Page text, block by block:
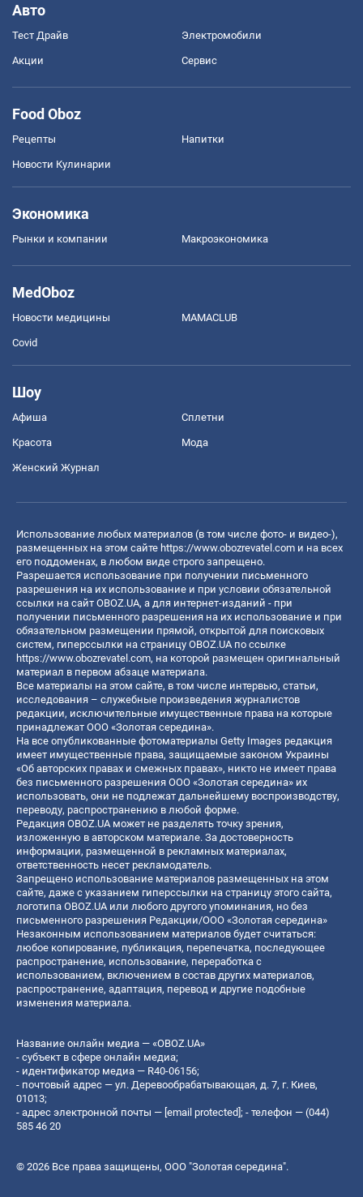
Авто
Тест Драйв Электромобили
Акции Сервис
Food Oboz
Рецепты Напитки
Новости Кулинарии
Экономика
Рынки и компании Mакроэкономика
MedOboz
Новости медицины MAMACLUB
Covid
Шоу
Афиша Сплетни
Красота Мода
Женский Журнал
Использование любых материалов (в том числе фото- и видео-),
размещенных на этом сайте https://www.obozrevatel.com и на всех
его поддоменах, в любом виде строго запрещено.
Разрешается использование при получении письменного
разрешения на их использование и при условии обязательной
ссылки на сайт OBOZ.UA, а для интернет-изданий - при
получении письменного разрешения на их использование и при
обязательном размещении прямой, открытой для поисковых
систем, гиперссылки на страницу OBOZ.UA по ссылке
https://www.obozrevatel.com, на которой размещен оригинальный
материал в первом абзаце материала.
Все материалы на этом сайте, в том числе интервью, статьи,
исследования – служебные произведения журналистов
редакции, исключительные имущественные права на которые
принадлежат ООО «Золотая середина».
На все опубликованные фотоматериалы Getty Images редакция
имеет имущественные права, защищаемые законом Украины
«Об авторских правах и смежных правах», никто не имеет права
без письменного разрешения ООО «Золотая середина» их
использовать, они не подлежат дальнейшему воспроизводству,
переводу, распространению в любой форме.
Редакция OBOZ.UA может не разделять точку зрения,
изложенную в авторском материале. За достоверность
информации, размещенной в рекламных материалах,
ответственность несет рекламодатель.
Запрещено использование материалов размещенных на этом
сайте, даже с указанием гиперссылки на страницу этого сайта,
логотипа OBOZ.UA или любого другого упоминания, но без
письменного разрешения Редакции/ООО «Золотая середина»
Незаконным использованием материалов будет считаться:
любое копирование, публикация, перепечатка, последующее
распространение, использование, переработка с
использованием, включением в состав других материалов,
распространение, адаптация, перевод и другие подобные
изменения материала.
Название онлайн медиа — «OBOZ.UA»
- субъект в сфере онлайн медиа;
- идентификатор медиа — R40-06156;
- почтовый адрес — ул. Деревообрабатывающая, д. 7, г. Киев,
01013;
- адрес электронной почты — [email protected] ; - телефон — (044)
585 46 20
© 2026 Все права защищены, ООО "Золотая середина".